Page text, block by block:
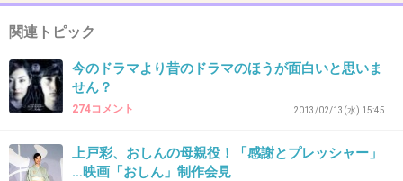
30. 匿名2013/02/11(月) 12:50:01
EXILEは全員見に行くんだろうねｗｗｗ
関連トピック
今のドラマより昔のドラマのほうが面白いと思いま
せん？
274コメント 2013/02/13(水) 15:45
上戸彩、おしんの母親役！「感謝とプレッシャー」
…映画「おしん」制作会見